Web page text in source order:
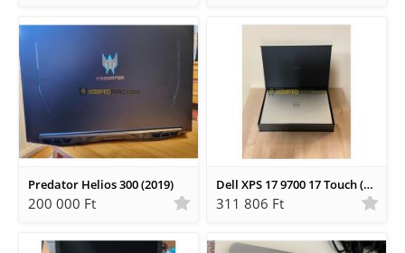
Predator Helios 300 (2019)
200 000 Ft
Dell XPS 17 9700 17 Touch (Intel Core i7-10875H, 32GB RAM
311 806 Ft